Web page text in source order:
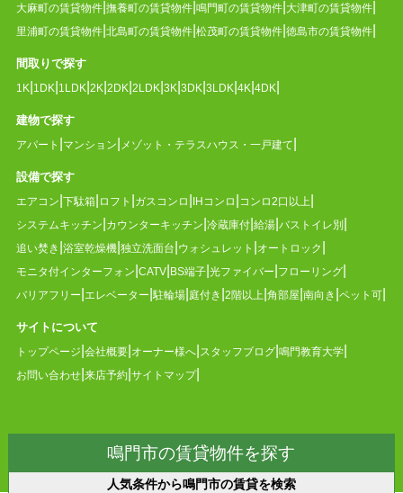
大麻町の賃貸物件 撫養町の賃貸物件 鳴門町の賃貸物件 大津町の賃貸物件
里浦町の賃貸物件 北島町の賃貸物件 松茂町の賃貸物件 徳島市の賃貸物件
間取りで探す
1K 1DK 1LDK 2K 2DK 2LDK 3K 3DK 3LDK 4K 4DK
建物で探す
アパート マンション メゾット・テラスハウス・一戸建て
設備で探す
エアコン 下駄箱 ロフト ガスコンロ IHコンロ コンロ2口以上
システムキッチン カウンターキッチン 冷蔵庫付 給湯 バストイレ別
追い焚き 浴室乾燥機 独立洗面台 ウォシュレット オートロック
モニタ付インターフォン CATV BS端子 光ファイバー フローリング
バリアフリー エレベーター 駐輪場 庭付き 2階以上 角部屋 南向き ペット可
サイトについて
トップページ 会社概要 オーナー様へ スタッフブログ 鳴門教育大学
お問い合わせ 来店予約 サイトマップ
鳴門市の賃貸物件を探す
人気条件から鳴門市の賃貸を検索